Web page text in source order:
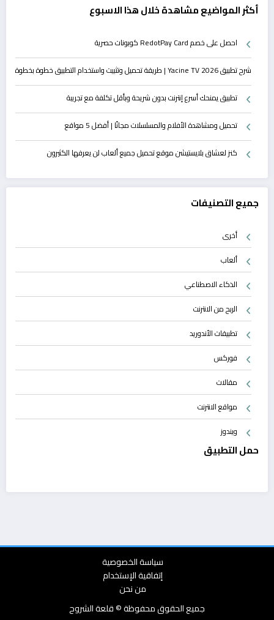
أكثر المواضيع مشاهدة خلال هذا الاسبوع
احصل على خصم RedotPay Card كوبونات حصرية
شرح تطبيق Yacine TV 2026 | طريقة تحميل وتثبيت واستخدام التطبيق خطوة بخطوة
تطبيق يمنحك أسرع إنترنت بدون شريحة وبأقل تكلفة مع تجريبة
تحميل ومشاهدة الأفلام والمسلسلات مجانًا | أفضل 5 مواقع
كنز لعشاق بلايستيشن موقع تحميل جميع ألعاب لن يعرفها الكثيرون
جميع التصنيفات
أخرى
ألعاب
الذكاء الاصطناعي
الربح من الانترنت
تطبيقات الأندوريد
فوركس
مقالات
مواقع الانترنت
ويندوز
حمل التطبيق
سياسة الخصوصية
إتفاقية الإستخدام
من نحن
جميع الحقوق محفوظة © قلعة الشروح